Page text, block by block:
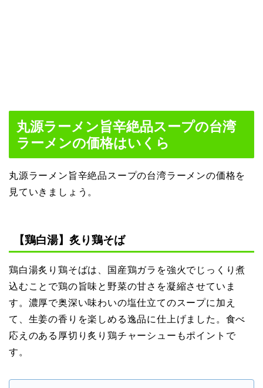
丸源ラーメン旨辛絶品スープの台湾
ラーメンの価格はいくら
丸源ラーメン旨辛絶品スープの台湾ラーメンの価格を
見ていきましょう。
【鶏白湯】炙り鶏そば
鶏白湯炙り鶏そばは、国産鶏ガラを強火でじっくり煮
込むことで鶏の旨味と野菜の甘さを凝縮させていま
す。濃厚で奥深い味わいの塩仕立てのスープに加え
て、生姜の香りを楽しめる逸品に仕上げました。食べ
応えのある厚切り炙り鶏チャーシューもポイントで
す。